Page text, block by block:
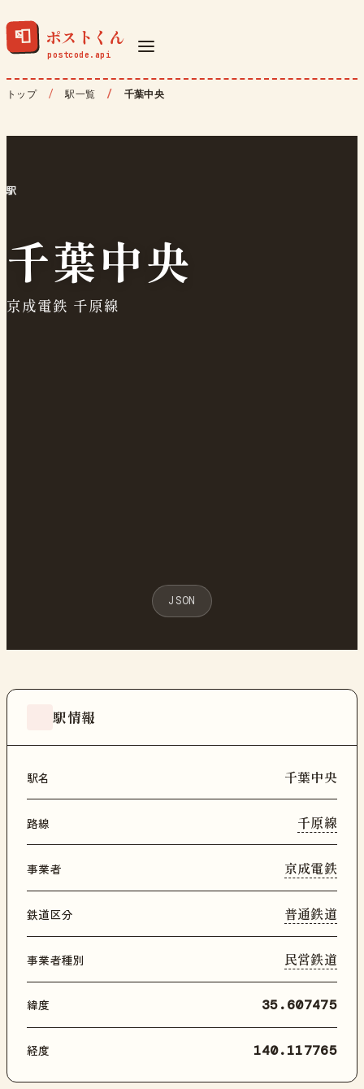
📮 ポストくん
トップ 駅一覧 千葉中央
駅
千葉中央
京成電鉄 千原線
JSON
駅情報
駅名 千葉中央
路線 千原線
事業者 京成電鉄
鉄道区分 普通鉄道
事業者種別 民営鉄道
緯度 35.607475
経度 140.117765